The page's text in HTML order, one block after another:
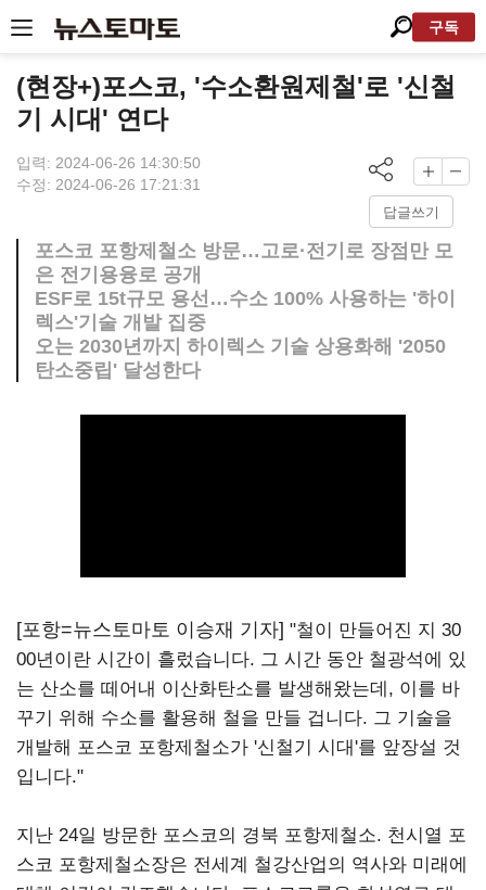
구독
(현장+)포스코, '수소환원제철'로 '신철
기 시대' 연다
입력: 2024-06-26 14:30:50
수정: 2024-06-26 17:21:31
답글쓰기
포스코 포항제철소 방문…고로·전기로 장점만 모
은 전기용융로 공개
ESF로 15t규모 용선…수소 100% 사용하는 '하이
렉스'기술 개발 집중
오는 2030년까지 하이렉스 기술 상용화해 '2050
탄소중립' 달성한다
[포항=뉴스토마토 이승재 기자] "철이 만들어진 지 30
00년이란 시간이 흘렀습니다. 그 시간 동안 철광석에 있
는 산소를 떼어내 이산화탄소를 발생해왔는데, 이를 바
꾸기 위해 수소를 활용해 철을 만들 겁니다. 그 기술을
개발해 포스코 포항제철소가 '신철기 시대'를 앞장설 것
입니다."
지난 24일 방문한 포스코의 경북 포항제철소. 천시열 포
스코 포항제철소장은 전세계 철강산업의 역사와 미래에